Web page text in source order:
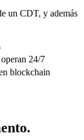
un CDT, y además
24/7
blockchain